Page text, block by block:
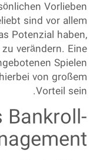
Vorlieben
sind vor allem
Potenzial haben,
verändern. Eine
Spielen
von großem
Vorteil sein.
Bankroll-